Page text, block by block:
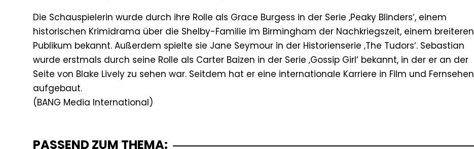
Die Schauspielerin wurde durch ihre Rolle als Grace Burgess in der Serie ‚Peaky Blinders‘, einem
historischen Krimidrama über die Shelby-Familie im Birmingham der Nachkriegszeit, einem breiteren
Publikum bekannt. Außerdem spielte sie Jane Seymour in der Historienserie ‚The Tudors‘. Sebastian
wurde erstmals durch seine Rolle als Carter Baizen in der Serie ‚Gossip Girl‘ bekannt, in der er an der
Seite von Blake Lively zu sehen war. Seitdem hat er eine internationale Karriere in Film und Fernsehen
aufgebaut.
PASSEND ZUM THEMA: